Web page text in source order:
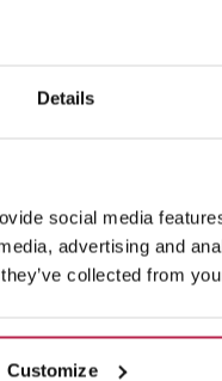
Details
social media
advertising and
collected from
Customize
Bekijk locatie